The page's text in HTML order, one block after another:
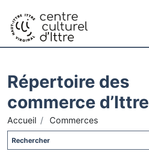
Répertoire des
commerce d’Ittre
Accueil Commerces